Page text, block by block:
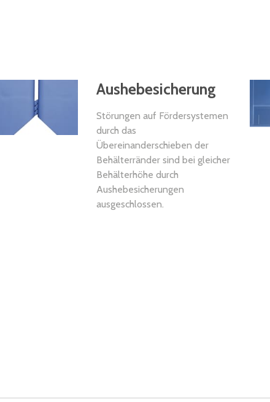
Aushebesicherung
Störungen auf Fördersystemen
durch das
Übereinanderschieben der
Behälterränder sind bei gleicher
Behälterhöhe durch
Aushebesicherungen
ausgeschlossen.